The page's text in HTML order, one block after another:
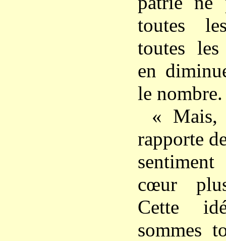
toutes
toutes
en
le nombre.
« Mais,
rapporte
cœur
Cette
sommes